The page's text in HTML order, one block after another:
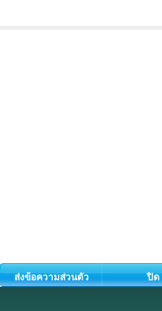
ส่งข้อความส่วนตัว ปิด